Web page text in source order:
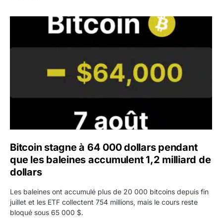
Bitcoin stagne à 64 000 dollars pendant que les
Bitcoin stagne à 64 000 dollars pendant
que les baleines accumulent 1,2 milliard de
dollars
Les baleines ont accumulé plus de 20 000 bitcoins depuis fin
juillet et les ETF collectent 754 millions, mais le cours reste
bloqué sous 65 000 $.